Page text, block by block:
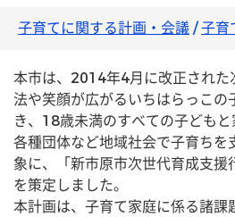
子育てに関する計画・会議/子育
本市は、2014年4月に改正された
法や笑顔が広がるいちはらっこの
き、18歳未満のすべての子どもと
各種団体など地域社会で子育ちを
象に、「新市原市次世代育成支援
を策定しました。
本計画は、子育て家庭に係る諸課